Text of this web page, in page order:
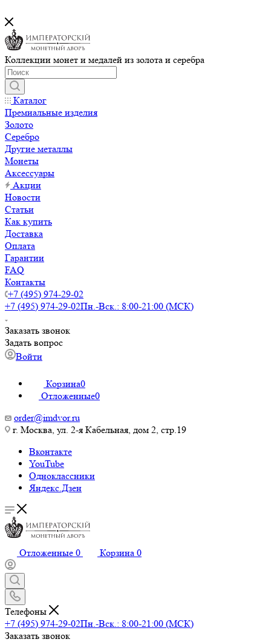
Коллекции монет и медалей из золота и серебра
Каталог
Премиальные изделия
Золото
Серебро
Другие металлы
Монеты
Аксессуары
Акции
Новости
Статьи
Как купить
Доставка
Оплата
Гарантии
FAQ
Контакты
+7 (495) 974-29-02
+7 (495) 974-29-02Пн.-Вск.: 8:00-21:00 (МСК)
Заказать звонок
Задать вопрос
Войти
Корзина0
Отложенные0
order@imdvor.ru
г. Москва, ул. 2-я Кабельная, дом 2, стр.19
Вконтакте
YouTube
Одноклассники
Яндекс.Дзен
Отложенные 0 Корзина 0
Телефоны
+7 (495) 974-29-02Пн.-Вск.: 8:00-21:00 (МСК)
Заказать звонок